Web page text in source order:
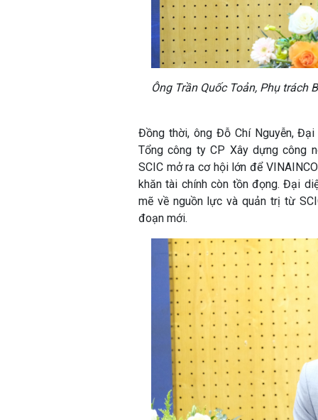
Ông Trần Quốc Toản, Phụ trách
Đồng thời, ông Đỗ Chí Nguyễn,
Tổng công ty CP Xây dựng công
SCIC mở ra cơ hội lớn để
khăn tài chính còn tồn đọng. Đại
mẽ về nguồn lực và quản trị từ
đoạn mới.